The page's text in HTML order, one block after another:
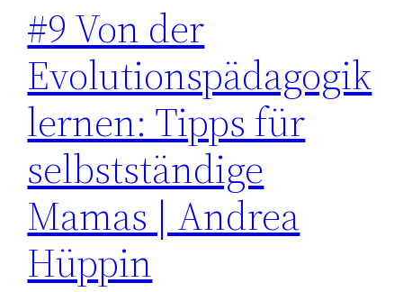
#9 Von der
Evolutionspädagogik
lernen: Tipps für
selbstständige
Mamas | Andrea
Hüppin